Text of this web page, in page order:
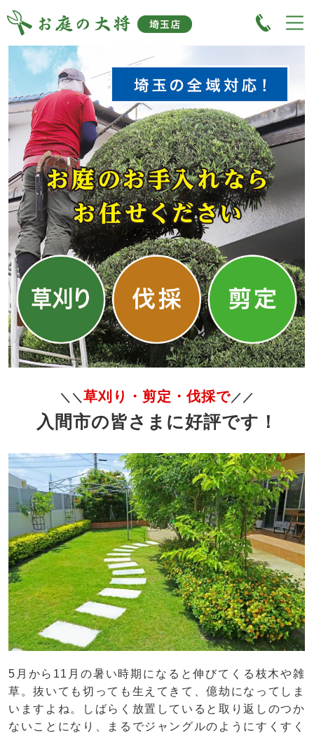
＼＼ 草刈り・剪定・伐採で／／
入間市の皆さまに好評です！
5月から11月の暑い時期になると伸びてくる枝木や雑
草。抜いても切っても生えてきて、億劫になってしま
いますよね。しばらく放置していると取り返しのつか
ないことになり、まるでジャングルのようにすくすく